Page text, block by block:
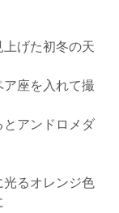
げた初冬の天
座を入れて撮
アンドロメダ
るオレンジ色